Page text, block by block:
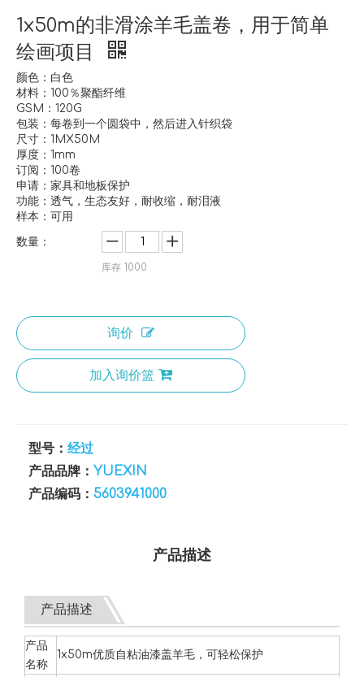
1x50m的非滑涂羊毛盖卷，用于简单
绘画项目
颜色：白色
材料：100％聚酯纤维
GSM：120G
包装：每卷到一个圆袋中，然后进入针织袋
尺寸：1MX50M
厚度：1mm
订阅：100卷
申请：家具和地板保护
功能：透气，生态友好，耐收缩，耐泪液
样本：可用
数量：
库存 1000
询价
加入询价篮
型号： 经过
产品品牌： YUEXIN
产品编码： 5603941000
产品描述
产品描述
产品
名称
1x50m优质自粘油漆盖羊毛，可轻松保护